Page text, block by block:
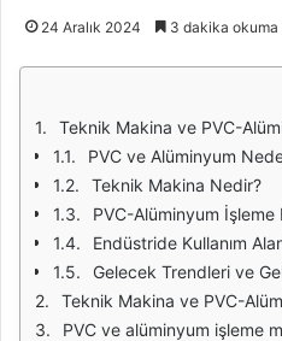
24 Aralık 2024 3 dakika okuma
Teknik Makina ve PVC-Alüminyum İşleme
PVC ve Alüminyum
Teknik Makina Nedir?
PVC-Alüminyum
Endüstride Kullanım
Gelecek Trendleri ve
Teknik Makina ve PVC-Alüminyum İşleme Makinaları, modern endüstriyel üretim süreçlerinde önemli bir rol oynamaktadır. Bu makineler, özellikle inşaat sektöründe kullanılan PVC ve alüminyum profillerin işlenmesinde büyük bir gereklilik arz etmektedir. PVC ve
PVC ve alüminyum işleme makineleri, genellikle kesme, delme, şekillendirme ve kaynak işlemleri gibi çeşitli işlevleri yerine getirebilen çok yönlü sistemlerdir. Bu makineler, seri üretim yapabilme